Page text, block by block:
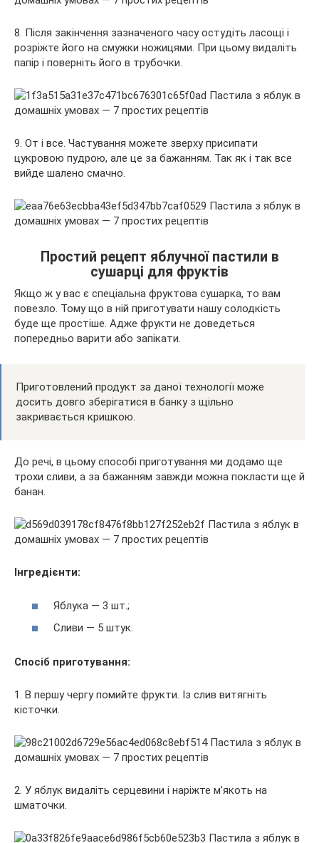
8. Після закінчення зазначеного часу остудіть ласощі і
розріжте його на смужки ножицями. При цьому видаліть
папір і поверніть його в трубочки.
9. От і все. Частування можете зверху присипати
цукровою пудрою, але це за бажанням. Так як і так все
вийде шалено смачно.
Простий рецепт яблучної пастили в
сушарці для фруктів
Якщо ж у вас є спеціальна фруктова сушарка, то вам
повезло. Тому що в ній приготувати нашу солодкість
буде ще простіше. Адже фрукти не доведеться
попередньо варити або запікати.
Приготовлений продукт за даної технології може
досить довго зберігатися в банку з щільно
закривається кришкою.
До речі, в цьому способі приготування ми додамо ще
трохи сливи, а за бажанням завжди можна покласти ще й
банан.
Інгредієнти:
Яблука — 3 шт.;
Сливи — 5 штук.
Спосіб приготування:
1. В першу чергу помийте фрукти. Із слив витягніть
кісточки.
2. У яблук видаліть серцевини і наріжте м’якоть на
шматочки.